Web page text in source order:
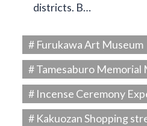
districts. B…
# Furukawa Art Museum
# Tamesaburo Memorial
# Incense Ceremony
# Kakuozan Shopping